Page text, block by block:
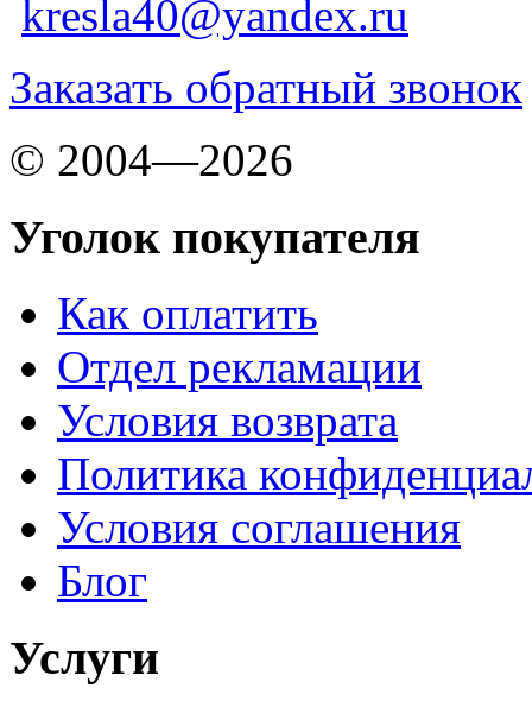
kresla40@yandex.ru
Заказать обратный звонок
© 2004—2026
Уголок покупателя
Как оплатить
Отдел рекламации
Условия возврата
Политика
Условия соглашения
Блог
Услуги